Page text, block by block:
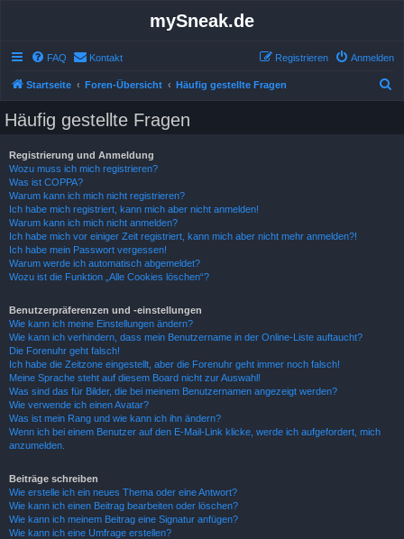
mySneak.de
FAQ Kontakt Anmelden
Registrieren
Startseite Foren-Übersicht Häufig gestellte Fragen
Häufig gestellte Fragen
Registrierung und Anmeldung
Wozu muss ich mich registrieren?
Was ist COPPA?
Warum kann ich mich nicht registrieren?
Ich habe mich registriert, kann mich aber nicht anmelden!
Warum kann ich mich nicht anmelden?
Ich habe mich vor einiger Zeit registriert, kann mich aber nicht mehr anmelden?!
Ich habe mein Passwort vergessen!
Warum werde ich automatisch abgemeldet?
Wozu ist die Funktion „Alle Cookies löschen“?
Benutzerpräferenzen und -einstellungen
Wie kann ich meine Einstellungen ändern?
Wie kann ich verhindern, dass mein Benutzername in der Online-Liste auftaucht?
Die Forenuhr geht falsch!
Ich habe die Zeitzone eingestellt, aber die Forenuhr geht immer noch falsch!
Meine Sprache steht auf diesem Board nicht zur Auswahl!
Was sind das für Bilder, die bei meinem Benutzernamen angezeigt werden?
Wie verwende ich einen Avatar?
Was ist mein Rang und wie kann ich ihn ändern?
Wenn ich bei einem Benutzer auf den E-Mail-Link klicke, werde ich aufgefordert, mich
anzumelden.
Beiträge schreiben
Wie erstelle ich ein neues Thema oder eine Antwort?
Wie kann ich einen Beitrag bearbeiten oder löschen?
Wie kann ich meinem Beitrag eine Signatur anfügen?
Wie kann ich eine Umfrage erstellen?